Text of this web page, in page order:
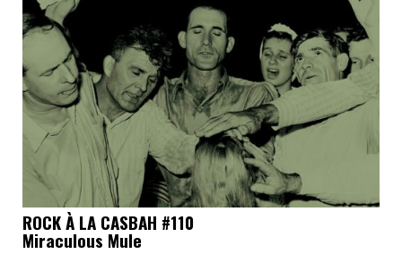
ROCK À LA CASBAH #110
Miraculous Mule